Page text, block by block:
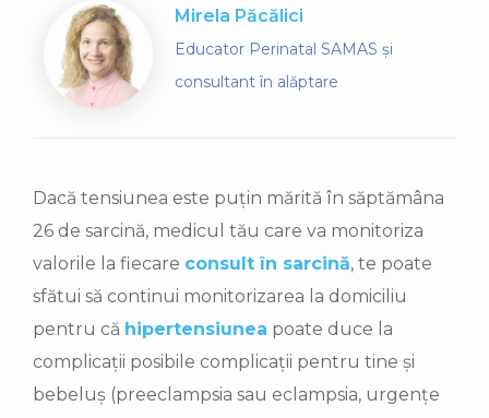
Mirela Păcălici
Educator Perinatal SAMAS și
consultant în alăptare
Dacă tensiunea este puțin mărită în săptămâna
26 de sarcină, medicul tău care va monitoriza
valorile la fiecare consult în sarcină, te poate
sfătui să continui monitorizarea la domiciliu
pentru că hipertensiunea poate duce la
complicații posibile complicații pentru tine și
bebeluș (preeclampsia sau eclampsia, urgențe